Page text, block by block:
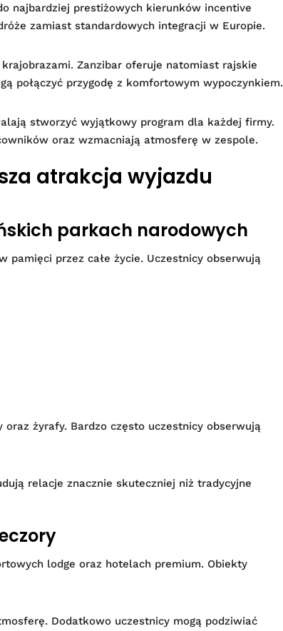
najbardziej prestiżowych kierunków incentive
zamiast standardowych integracji w Europie.
Zanzibar oferuje natomiast rajskie
połączyć przygodę z komfortowym wypoczynkiem.
stworzyć wyjątkowy program dla każdej firmy.
oraz wzmacniają atmosferę w zespole.
atrakcja wyjazdu
parkach narodowych
przez całe życie. Uczestnicy obserwują
oraz żyrafy. Bardzo często uczestnicy obserwują
relacje znacznie skuteczniej niż tradycyjne
lodge oraz hotelach premium. Obiekty
Dodatkowo uczestnicy mogą podziwiać